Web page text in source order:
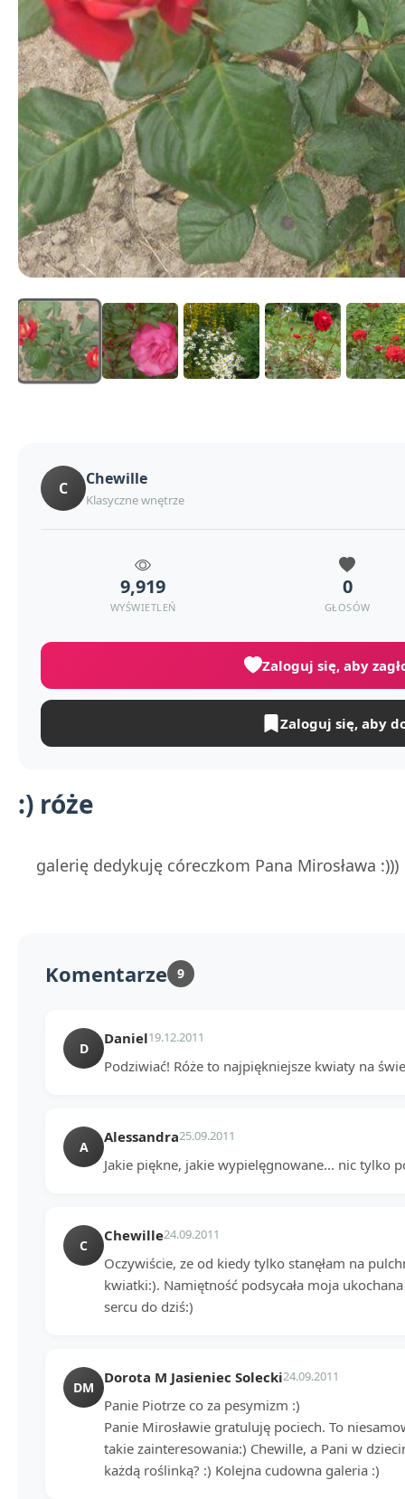
:) róże
galerię dedykuję córeczkom Pana Mirosława :)))
C Chewille
Klasyczne wnętrze
9,919
WYŚWIETLEŃ
0
GŁOSÓW
Zaloguj się, aby
Zaloguj się, aby
Komentarze 9
D
Daniel19.12.2011
Podziwiać! Róże to najpiękniejsze kwiaty na
A
Alessandra25.09.2011
Jakie piękne, jakie wypielęgnowane... nic tylko
C
Chewille24.09.2011
Oczywiście, ze od kiedy tylko stanęłam na
kwiatki:). Namiętność podsycała moja
sercu do dziś:)
DM
Dorota M Jasieniec Solecki24.09.2011
Panie Piotrze co za pesymizm :)
Panie Mirosławie gratuluję pociech. To
takie zainteresowania:) Chewille, a Pani w
każdą roślinką? :) Kolejna cudowna galeria :)